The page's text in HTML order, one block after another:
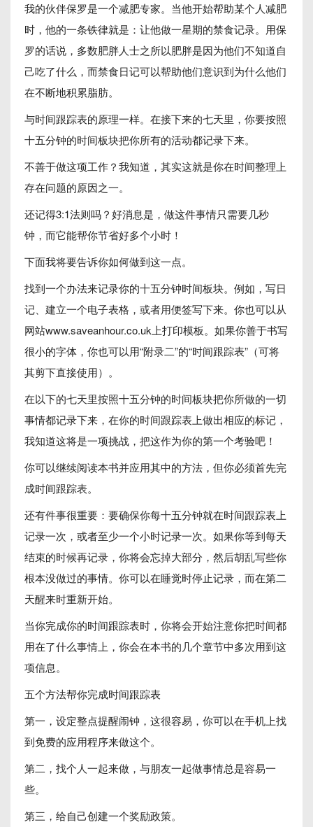
我的伙伴保罗是一个减肥专家。当他开始帮助某个人减肥
时，他的一条铁律就是：让他做一星期的禁食记录。用保
罗的话说，多数肥胖人士之所以肥胖是因为他们不知道自
己吃了什么，而禁食日记可以帮助他们意识到为什么他们
在不断地积累脂肪。
与时间跟踪表的原理一样。在接下来的七天里，你要按照
十五分钟的时间板块把你所有的活动都记录下来。
不善于做这项工作？我知道，其实这就是你在时间整理上
存在问题的原因之一。
还记得3:1法则吗？好消息是，做这件事情只需要几秒
钟，而它能帮你节省好多个小时！
下面我将要告诉你如何做到这一点。
找到一个办法来记录你的十五分钟时间板块。例如，写日
记、建立一个电子表格，或者用便签写下来。你也可以从
网站www.saveanhour.co.uk上打印模板。如果你善于书写
很小的字体，你也可以用“附录二”的“时间跟踪表”（可将
其剪下直接使用）。
在以下的七天里按照十五分钟的时间板块把你所做的一切
事情都记录下来，在你的时间跟踪表上做出相应的标记，
我知道这将是一项挑战，把这作为你的第一个考验吧！
你可以继续阅读本书并应用其中的方法，但你必须首先完
成时间跟踪表。
还有件事很重要：要确保你每十五分钟就在时间跟踪表上
记录一次，或者至少一个小时记录一次。如果你等到每天
结束的时候再记录，你将会忘掉大部分，然后胡乱写些你
根本没做过的事情。你可以在睡觉时停止记录，而在第二
天醒来时重新开始。
当你完成你的时间跟踪表时，你将会开始注意你把时间都
用在了什么事情上，你会在本书的几个章节中多次用到这
项信息。
五个方法帮你完成时间跟踪表
第一，设定整点提醒闹钟，这很容易，你可以在手机上找
到免费的应用程序来做这个。
第二，找个人一起来做，与朋友一起做事情总是容易一
些。
第三，给自己创建一个奖励政策。